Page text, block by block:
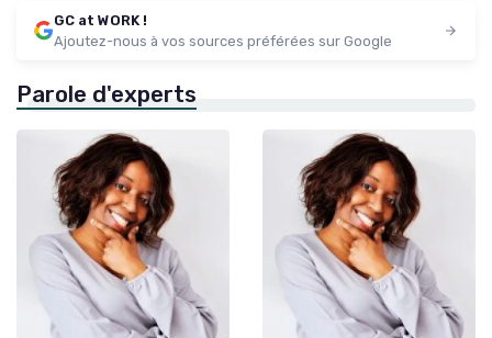
GC at WORK !
Ajoutez-nous à vos sources préférées sur Google
Parole d'experts